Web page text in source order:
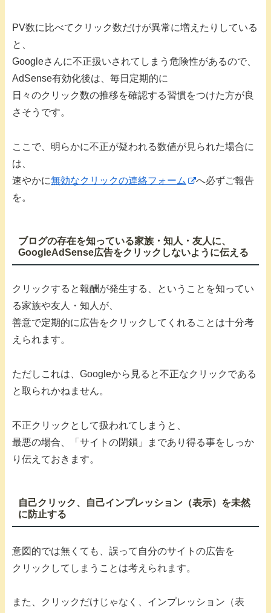
PV数に比べてクリック数だけが異常に増えたりしている
と、
Googleさんに不正扱いされてしまう危険性があるので、
AdSense有効化後は、毎日定期的に
日々のクリック数の推移を確認する習慣をつけた方が良
さそうです。
ここで、明らかに不正が疑われる数値が見られた場合に
は、
速やかに無効なクリックの連絡フォーム
へ必ずご報告
を。
ブログの存在を知っている家族・知人・友人に、
GoogleAdSense広告をクリックしないように伝える
クリックすると報酬が発生する、ということを知ってい
る家族や友人・知人が、
善意で定期的に広告をクリックしてくれることは十分考
えられます。
ただしこれは、Googleから見ると不正なクリックである
と取られかねません。
不正クリックとして扱われてしまうと、
最悪の場合、「サイトの閉鎖」まであり得る事をしっか
り伝えておきます。
自己クリック、自己インプレッション（表示）を未然
に防止する
意図的では無くても、誤って自分のサイトの広告を
クリックしてしまうことは考えられます。
また、クリックだけじゃなく、インプレッション（表